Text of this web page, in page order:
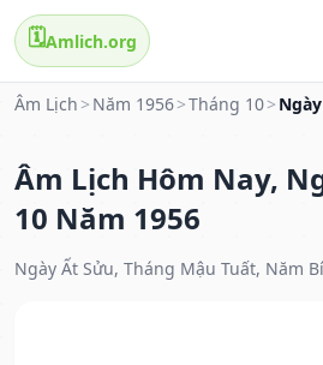
🗓️Amlich.org
Âm Lịch > Năm 1956>Tháng 10>
Âm Lịch Hôm Nay,
10 Năm 1956
Ngày Ất Sửu, Tháng Mậu Tuất, Năm